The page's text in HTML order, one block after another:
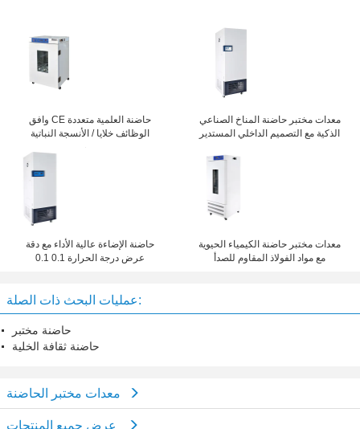
وافق CE حاضنة العلمية متعددة
الوظائف خلايا / الأنسجة النباتية
معدات مختبر حاضنة المناخ الصناعي
الذكية مع التصميم الداخلي المستدير
حاضنة الإضاءة عالية الأداء مع دقة
عرض درجة الحرارة 0.1 0.1
معدات مختبر حاضنة الكيمياء الحيوية
مع مواد الفولاذ المقاوم للصدأ
عمليات البحث ذات الصلة:
حاضنة مختبر
حاضنة ثقافة الخلية
معدات مختبر الحاضنة